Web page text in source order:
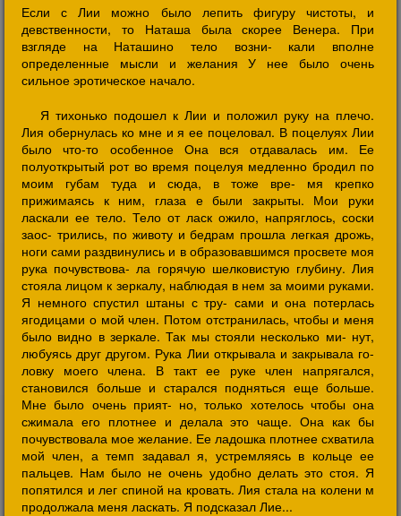
Если с Лии можно было лепить фигуру чистоты, и
девственности, то Наташа была скорее Венера. При
взгляде на Наташино тело возни- кали вполне
определенные мысли и желания У нее было очень
сильное эротическое начало.
Я тихонько подошел к Лии и положил руку на плечо.
Лия обернулась ко мне и я ее поцеловал. В поцелуях Лии
было что-то особенное Она вся отдавалась им. Ее
полуоткрытый рот во время поцелуя медленно бродил по
моим губам туда и сюда, в тоже вре- мя крепко
прижимаясь к ним, глаза е были закрыты. Мои руки
ласкали ее тело. Тело от ласк ожило, напряглось, соски
заос- трились, по животу и бедрам прошла легкая дрожь,
ноги сами раздвинулись и в образовавшимся просвете моя
рука почувствова- ла горячую шелковистую глубину. Лия
стояла лицом к зеркалу, наблюдая в нем за моими руками.
Я немного спустил штаны с тру- сами и она потерлась
ягодицами о мой член. Потом отстранилась, чтобы и меня
было видно в зеркале. Так мы стояли несколько ми- нут,
любуясь друг другом. Рука Лии открывала и закрывала го-
ловку моего члена. В такт ее руке член напрягался,
становился больше и старался подняться еще больше.
Мне было очень прият- но, только хотелось чтобы она
сжимала его плотнее и делала это чаще. Она как бы
почувствовала мое желание. Ее ладошка плотнее схватила
мой член, а темп задавал я, устремляясь в кольце ее
пальцев. Нам было не очень удобно делать это стоя. Я
попятился и лег спиной на кровать. Лия стала на колени м
продолжала меня ласкать. Я подсказал Лие...